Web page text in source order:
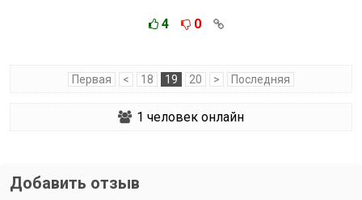
4 0
Первая < 18 19 20 > Последняя
1 человек онлайн
Добавить отзыв